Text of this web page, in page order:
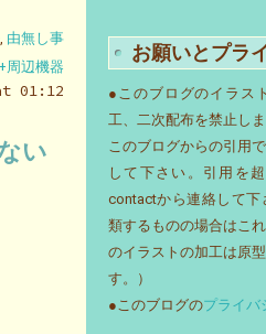
周辺機器
, 由無し事
01:12
い
お願いとプラ
●このブログのイラス
工、二次配布を禁止し
このブログからの引用
して下さい。引用を
contactから連絡して下
類するものの場合はこ
のイラストの加工は原
す。）
●このブログのプライバ